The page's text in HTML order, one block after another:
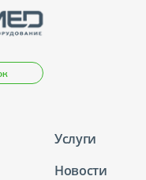
Услуги
Новости